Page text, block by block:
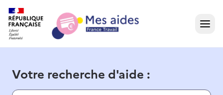
Présentation vidéo
Votre recherche d'aide :